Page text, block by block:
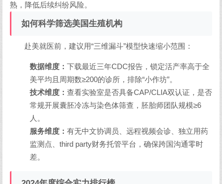
熟，降低后续纠纷风险。
如何科学筛选美国生殖机构
赴美就医前，建议用“三维漏斗”模型快速缩小范围：
数据维度： 下载最近三年CDC报告，锁定活产率高于全
美平均且周期数≥200的诊所，排除“小作坊”。
技术维度： 查看实验室是否具备CAP/CLIA双认证，是否
常规开展囊胚冷冻与染色体筛查，胚胎师团队规模≥6
人。
服务维度： 有无中文协调员、远程视频会诊、独立用药
监测点、third party财务托管平台，确保跨国沟通零时
差。